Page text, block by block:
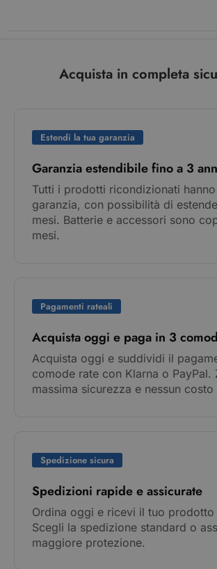
Acquista in completa
Estendi la tua garanzia
Garanzia estendibile fino a 3
Tutti i prodotti ricondizionati
garanzia, con possibilità di
mesi. Batterie e accessori sono
mesi.
Pagamenti rateali
Acquista oggi e paga in 3
Acquista oggi e suddividi il
comode rate con Klarna o PayPal.
massima sicurezza e nessun costo
Spedizione sicura
Spedizioni rapide e assicurate
Ordina oggi e ricevi il tuo prodotto
Scegli la spedizione standard o
maggiore protezione.